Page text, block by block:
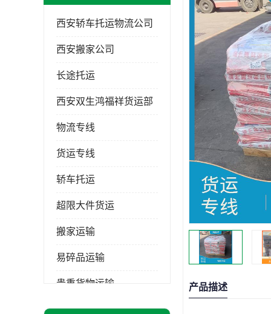
西安轿车托运物流公司
西安搬家公司
长途托运
西安双生鸿福祥货运部
物流专线
货运专线
轿车托运
超限大件货运
搬家运输
易碎品运输
贵重货物运输
普通货物
产品描述